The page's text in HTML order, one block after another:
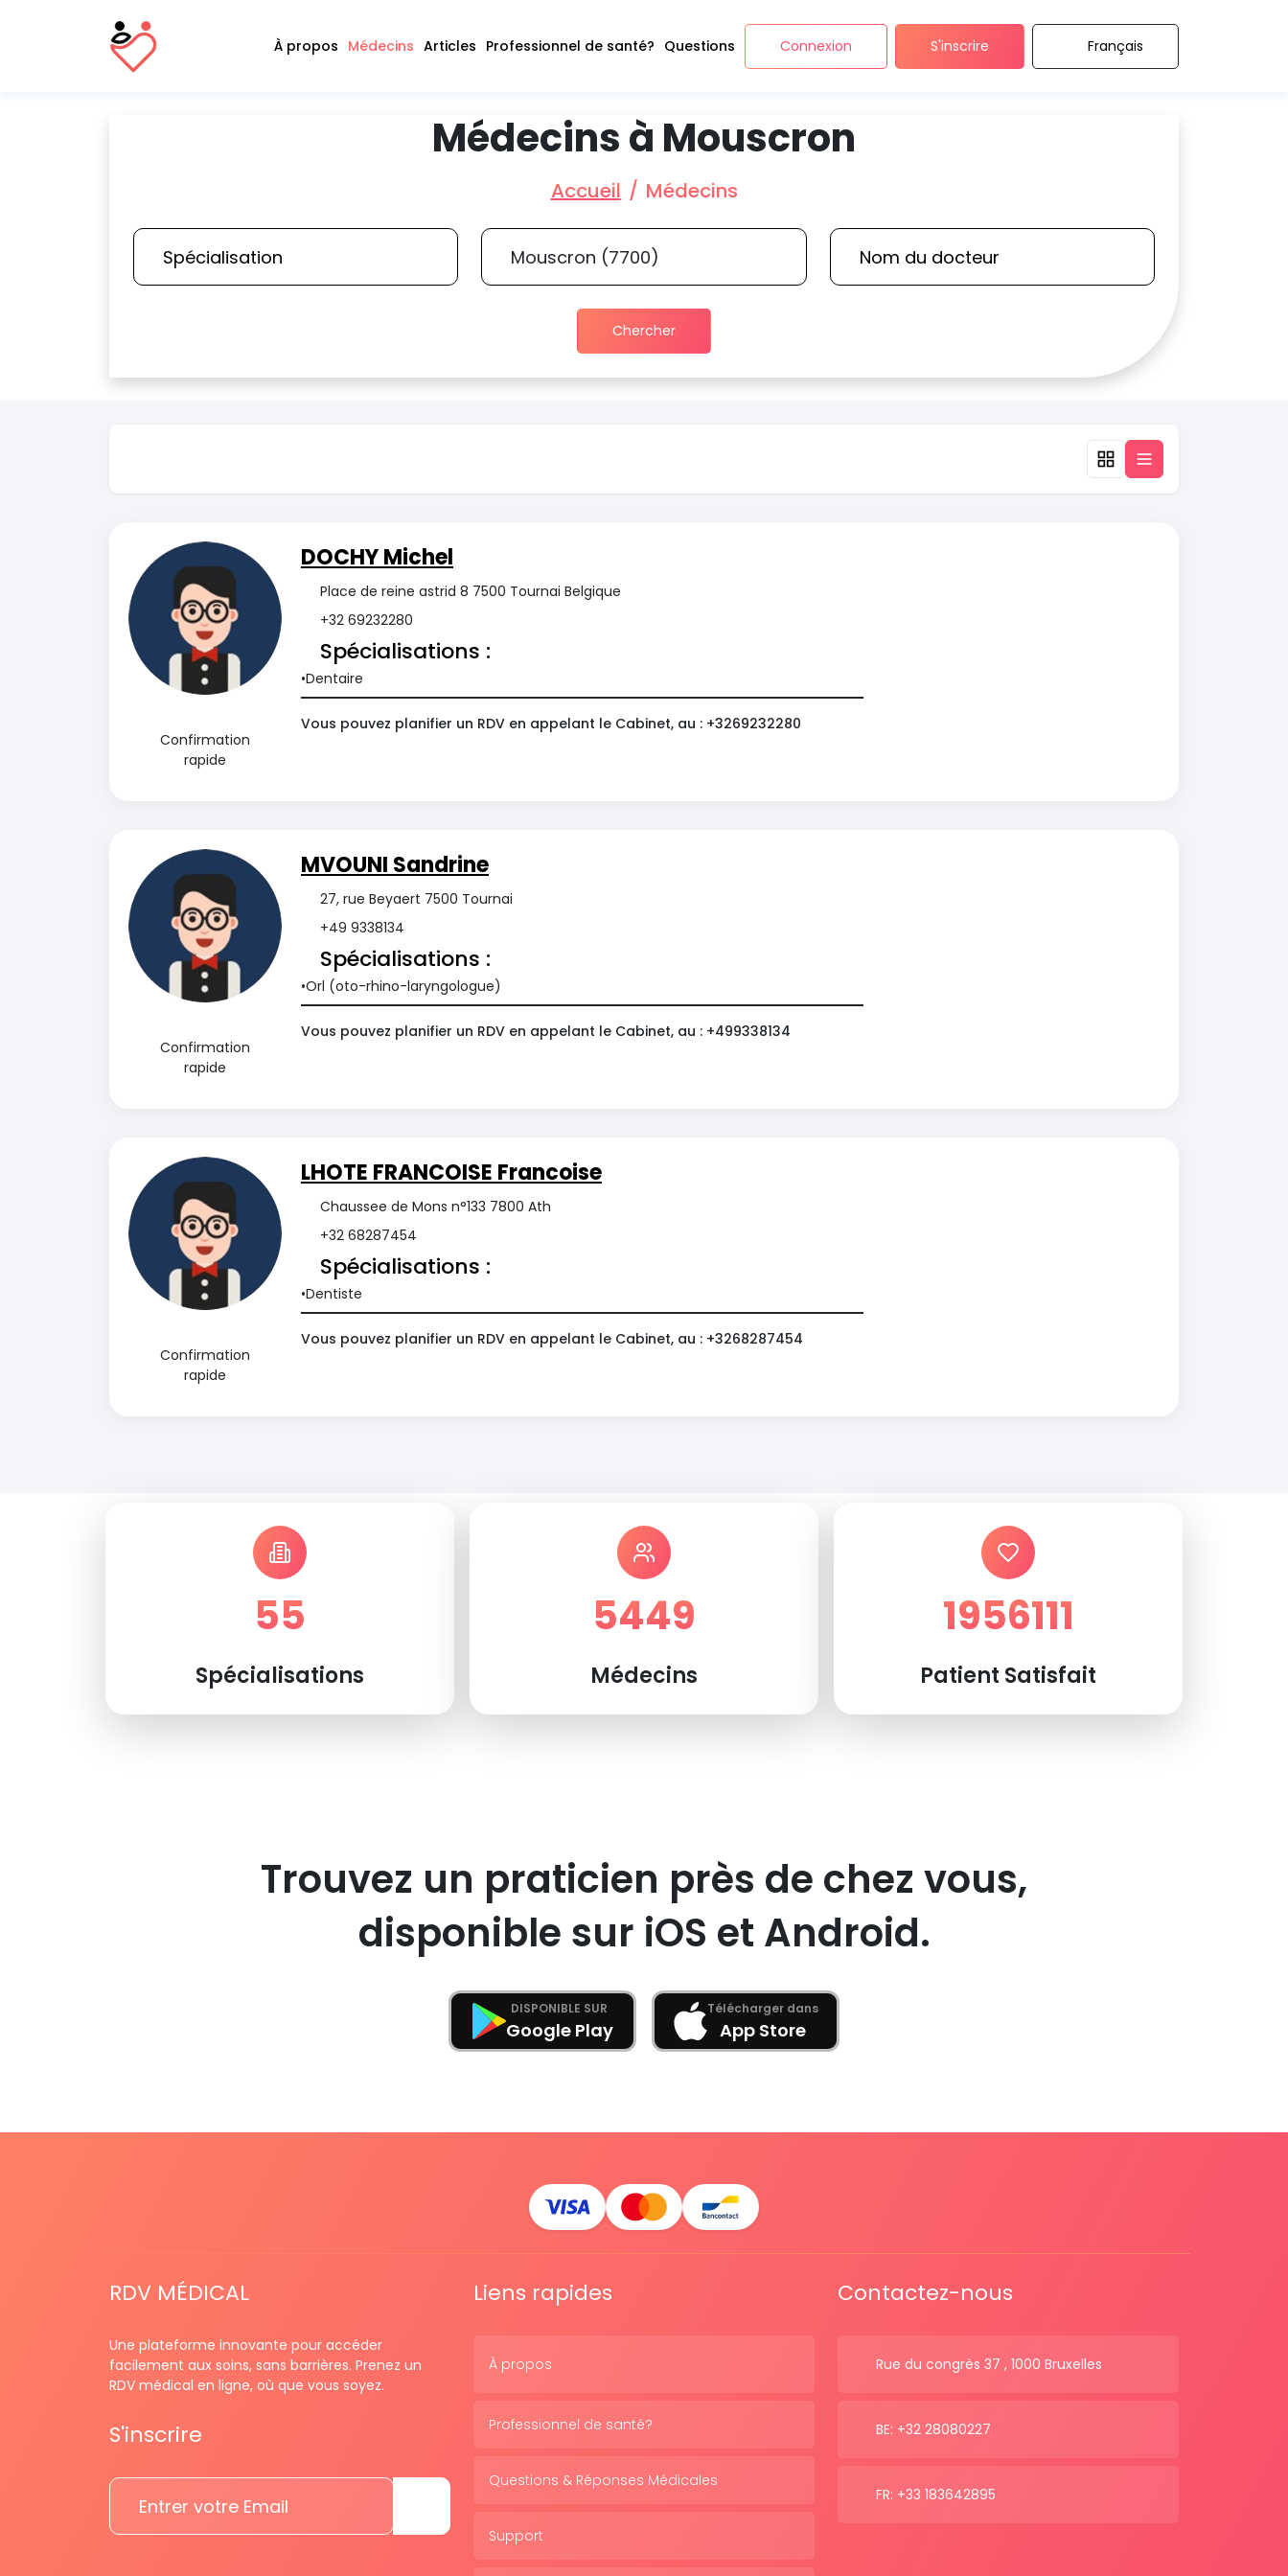
À propos Médecins Articles Professionnel de santé? Questions Connexion S'inscrire Français
Médecins à Mouscron
Accueil Médecins
Chercher
Confirmation
rapide
DOCHY Michel
Place de reine astrid 8 7500 Tournai Belgique
+32 69232280
Spécialisations :
Dentaire
Vous pouvez planifier un RDV en appelant le Cabinet, au : +3269232280
Confirmation
rapide
MVOUNI Sandrine
27, rue Beyaert 7500 Tournai
+49 9338134
Spécialisations :
Orl (oto-rhino-laryngologue)
Vous pouvez planifier un RDV en appelant le Cabinet, au : +499338134
Confirmation
rapide
LHOTE FRANCOISE Francoise
Chaussee de Mons n°133 7800 Ath
+32 68287454
Spécialisations :
Dentiste
Vous pouvez planifier un RDV en appelant le Cabinet, au : +3268287454
55
Spécialisations
5449
Médecins
1956111
Patient Satisfait
Trouvez un praticien près de chez vous,
disponible sur iOS et Android.
DISPONIBLE SUR
Google Play
Télécharger dans
App Store
RDV MÉDICAL
Une plateforme innovante pour accéder
facilement aux soins, sans barrières. Prenez un
RDV médical en ligne, où que vous soyez.
S'inscrire
Liens rapides
À propos
Professionnel de santé?
Questions & Réponses Médicales
Support
Contactez-nous
Rue du congrès 37 , 1000 Bruxelles
BE: +32 28080227
FR: +33 183642895